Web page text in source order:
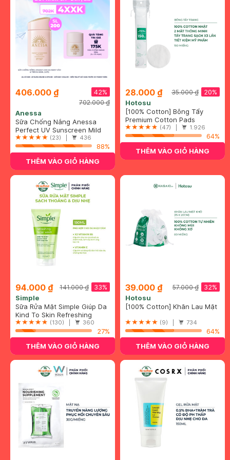
406.000 ₫ 42%
702.000 ₫
Anessa
Sữa Chống Nắng Anessa
Cho Da Nhạy Cảm & Trẻ Em
60ml (Mới)
Perfect UV Sunscreen Mild
Milk (For Sensitive Skin)
SPF50+/PA++++
(23) | 436
88%
THÊM VÀO GIỎ HÀNG
28.000 ₫ 20%
35.000 ₫
Hotosu
[100% Cotton] Bông Tẩy
Trang Hotosu Cao Cấp 150
Miếng
Premium Cotton Pads
(47) | 1.926
64%
THÊM VÀO GIỎ HÀNG
94.000 ₫ 33%
141.000 ₫
Simple
Sữa Rửa Mặt Simple Giúp Da
Sạch Thoáng 150ml
Kind To Skin Refreshing
Facial Wash Gel
(130) | 360
27%
THÊM VÀO GIỎ HÀNG
39.000 ₫ 32%
57.000 ₫
Hotosu
[100% Cotton] Khăn Lau Mặt
Miếng 15x20cm
(9) | 734
64%
THÊM VÀO GIỎ HÀNG